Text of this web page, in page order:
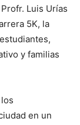
Luis Urías
5K, la
y familias
en un